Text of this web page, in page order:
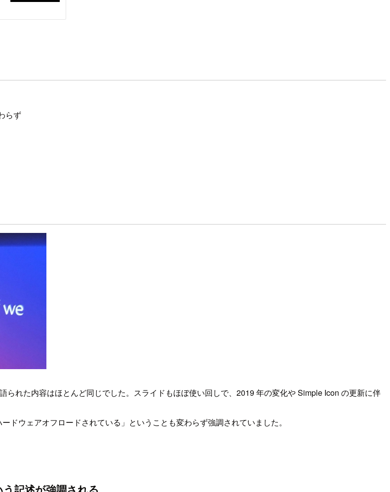
らず
れた内容はほとんど同じでした。スライドもほぼ使い回しで、2019 年の変化や Simple Icon の更新に伴
ドウェアオフロードされている」ということも変わらず強調されていました。